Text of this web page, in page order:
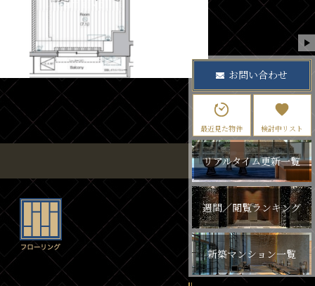
お問い合わせ
最近見た物件 検討中リスト
リアルタイム更新一覧
週間／閲覧ランキング
新築マンション一覧